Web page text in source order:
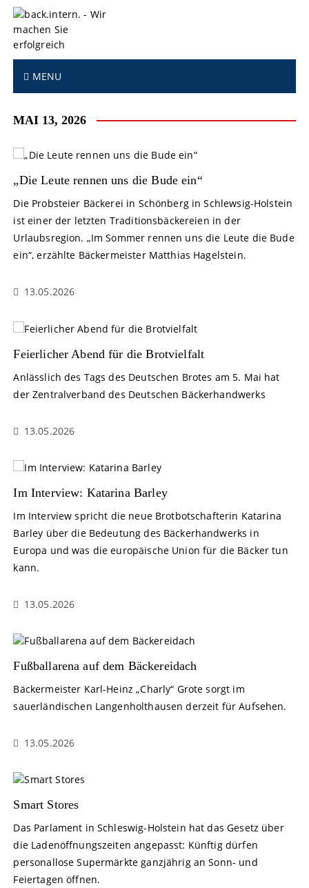
MENU
MAI 13, 2026
„Die Leute rennen uns die Bude ein“
Die Probsteier Bäckerei in Schönberg in Schlewsig-Holstein
ist einer der letzten Traditionsbäckereien in der
Urlaubsregion. „Im Sommer rennen uns die Leute die Bude
ein“, erzählte Bäckermeister Matthias Hagelstein.
13.05.2026
Feierlicher Abend für die Brotvielfalt
Anlässlich des Tags des Deutschen Brotes am 5. Mai hat
der Zentralverband des Deutschen Bäckerhandwerks
13.05.2026
Im Interview: Katarina Barley
Im Interview spricht die neue Brotbotschafterin Katarina
Barley über die Bedeutung des Bäckerhandwerks in
Europa und was die europäische Union für die Bäcker tun
kann.
13.05.2026
Fußballarena auf dem Bäckereidach
Bäckermeister Karl-Heinz „Charly“ Grote sorgt im
sauerländischen Langenholthausen derzeit für Aufsehen.
13.05.2026
Smart Stores
Das Parlament in Schleswig-Holstein hat das Gesetz über
die Ladenöffnungszeiten angepasst: Künftig dürfen
personallose Supermärkte ganzjährig an Sonn- und
Feiertagen öffnen.